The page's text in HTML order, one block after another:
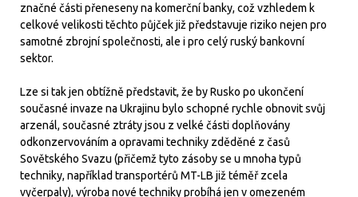
značné části přeneseny na komerční banky, což vzhledem k
celkové velikosti těchto půjček již představuje riziko nejen pro
samotné zbrojní společnosti, ale i pro celý ruský bankovní
sektor.
Lze si tak jen obtížně představit, že by Rusko po ukončení
současné invaze na Ukrajinu bylo schopné rychle obnovit svůj
arzenál, současné ztráty jsou z velké části doplňovány
odkonzervováním a opravami techniky zděděné z časů
Sovětského Svazu (přičemž tyto zásoby se u mnoha typů
techniky, například transportérů MT-LB již téměř zcela
vyčerpaly), výroba nové techniky probíhá jen v omezeném